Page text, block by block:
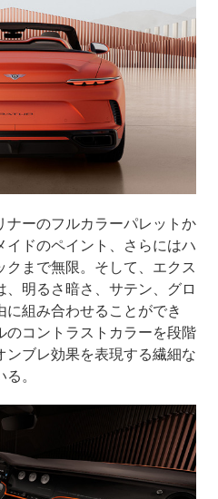
ナーのフルカラーパレットか
イドのペイント、さらにはハ
クまで無限。そして、エクス
明るさ暗さ、サテン、グロ
組み合わせることができ
のコントラストカラーを段階
ンブレ効果を表現する繊細な
。